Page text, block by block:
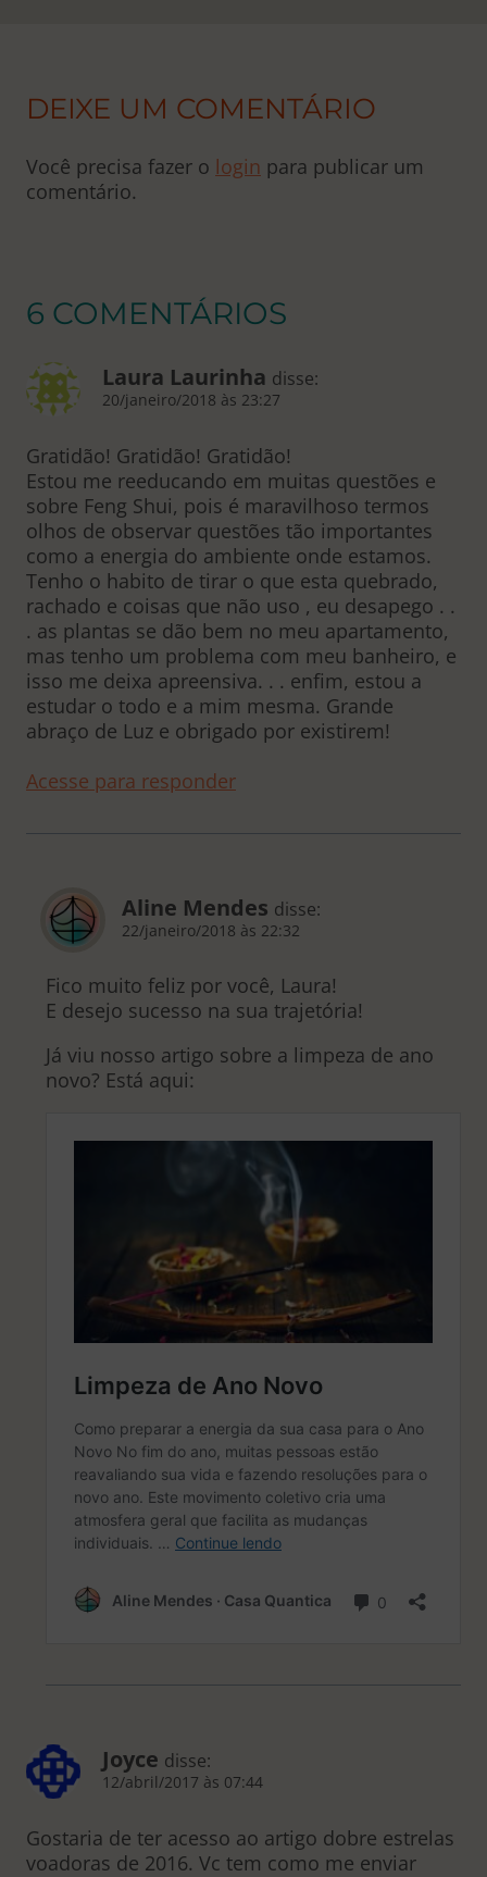
DEIXE UM COMENTÁRIO
Você precisa fazer o login para publicar um
comentário.
6 COMENTÁRIOS
Laura Laurinha disse:
20/janeiro/2018 às 23:27
Gratidão! Gratidão! Gratidão!
Estou me reeducando em muitas questões e
sobre Feng Shui, pois é maravilhoso termos
olhos de observar questões tão importantes
como a energia do ambiente onde estamos.
Tenho o habito de tirar o que esta quebrado,
rachado e coisas que não uso , eu desapego . .
. as plantas se dão bem no meu apartamento,
mas tenho um problema com meu banheiro, e
isso me deixa apreensiva. . . enfim, estou a
estudar o todo e a mim mesma. Grande
abraço de Luz e obrigado por existirem!
Acesse para responder
Aline Mendes disse:
22/janeiro/2018 às 22:32
Fico muito feliz por você, Laura!
E desejo sucesso na sua trajetória!
Já viu nosso artigo sobre a limpeza de ano
novo? Está aqui:
Joyce disse:
12/abril/2017 às 07:44
Gostaria de ter acesso ao artigo dobre estrelas
voadoras de 2016. Vc tem como me enviar